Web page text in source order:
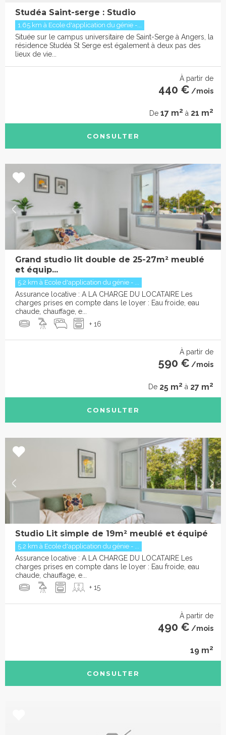
Studéa Saint-serge : Studio
1.65 km à Ecole d'application du génie -...
Située sur le campus universitaire de Saint-Serge à Angers, la
résidence Studéa St Serge est également à deux pas des
lieux de vie...
À partir de
440 € /mois
De 17 m2 à 21 m2
CONSULTER
Grand studio lit double de 25-27m² meublé
et équip...
5.2 km à Ecole d'application du génie - ...
Assurance locative : A LA CHARGE DU LOCATAIRE Les
charges prises en compte dans le loyer : Eau froide, eau
chaude, chauffage, e...
+ 16
À partir de
590 € /mois
De 25 m2 à 27 m2
CONSULTER
Studio Lit simple de 19m² meublé et équipé
5.2 km à Ecole d'application du génie - ...
Assurance locative : A LA CHARGE DU LOCATAIRE Les
charges prises en compte dans le loyer : Eau froide, eau
chaude, chauffage, e...
+ 15
À partir de
490 € /mois
19 m2
CONSULTER